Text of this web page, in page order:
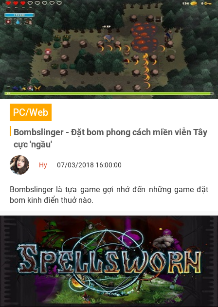
PC/Web
Bombslinger - Đặt bom phong cách miền viễn Tây
cực 'ngầu'
Hy 07/03/2018 16:00:00
Bombslinger là tựa game gợi nhớ đến những game đặt
bom kinh điển thuở nào.